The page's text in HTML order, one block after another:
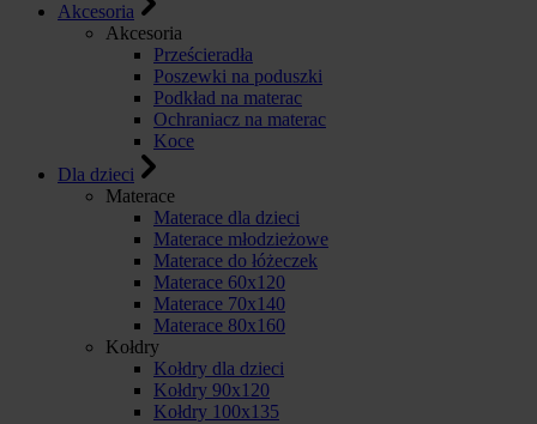
Akcesoria
Akcesoria
Prześcieradła
Poszewki na poduszki
Podkład na materac
Ochraniacz na materac
Koce
Dla dzieci
Materace
Materace dla dzieci
Materace młodzieżowe
Materace do łóżeczek
Materace 60x120
Materace 70x140
Materace 80x160
Kołdry
Kołdry dla dzieci
Kołdry 90x120
Kołdry 100x135